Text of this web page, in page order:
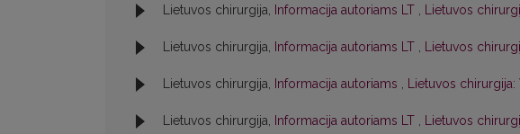
Lietuvos chirurgija, Informacija autoriams LT , Lietuvos
Lietuvos chirurgija, Informacija autoriams LT , Lietuvos
Lietuvos chirurgija, Informacija autoriams , Lietuvos chirurgija:
Lietuvos chirurgija, Informacija autoriams LT , Lietuvos